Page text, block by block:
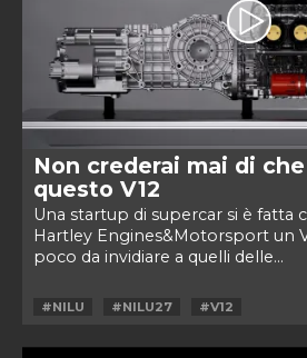
Non crederai mai di
questo V12
Una startup di supercar si è fatta
Hartley Engines&Motorsport un
poco da invidiare a quelli delle...
#NILU #NILU27 #V12